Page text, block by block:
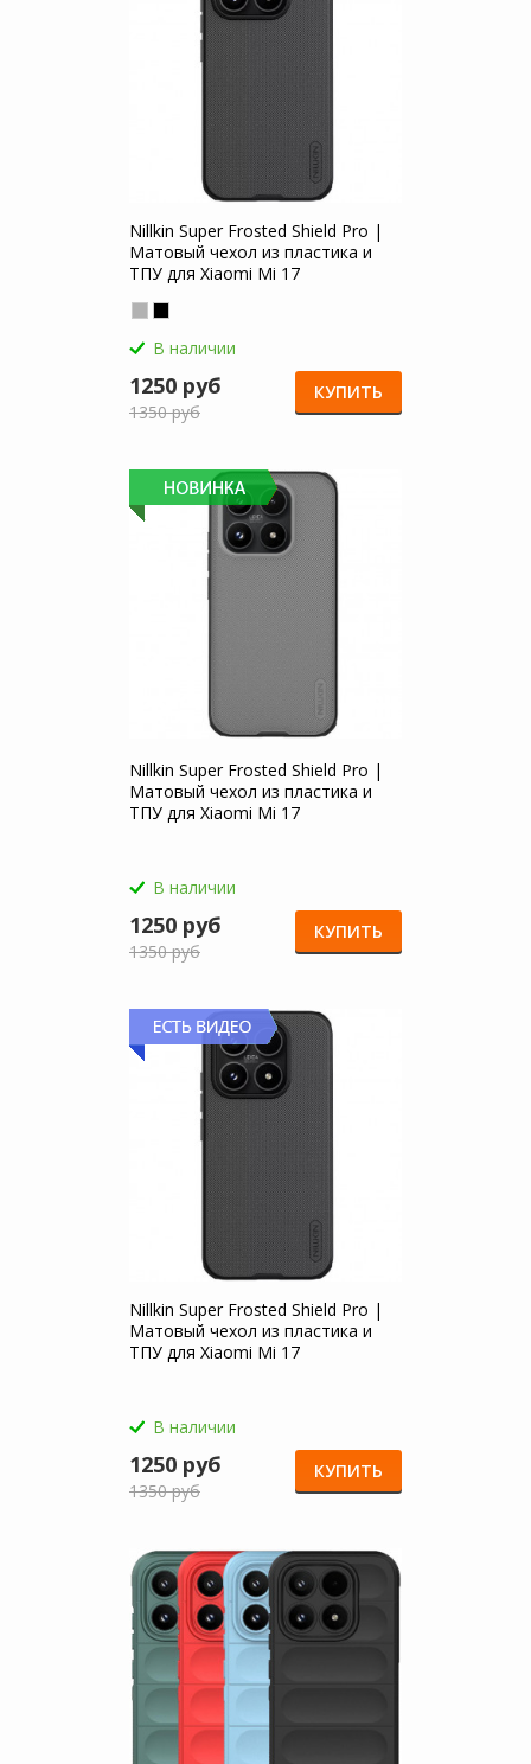
Nillkin Super Frosted Shield Pro |
Матовый чехол из пластика и
ТПУ для Xiaomi Mi 17
В наличии
1250 руб
1350 руб
КУПИТЬ
Nillkin Super Frosted Shield Pro |
Матовый чехол из пластика и
ТПУ для Xiaomi Mi 17
В наличии
1250 руб
1350 руб
КУПИТЬ
Nillkin Super Frosted Shield Pro |
Матовый чехол из пластика и
ТПУ для Xiaomi Mi 17
В наличии
1250 руб
1350 руб
КУПИТЬ